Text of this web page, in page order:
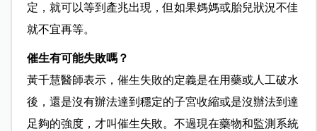
定，就可以等到產兆出現，但如果媽媽或胎兒狀況不佳
就不宜再等。
催生有可能失敗嗎？
黃千慧醫師表示，催生失敗的定義是在用藥或人工破水
後，還是沒有辦法達到穩定的子宮收縮或是沒辦法到達
足夠的強度，才叫催生失敗。不過現在藥物和監測系統